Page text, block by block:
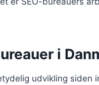
i
udvikling siden